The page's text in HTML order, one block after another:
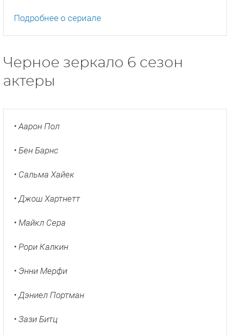
Подробнее о сериале
Черное зеркало 6 сезон
актеры
• Аарон Пол
• Бен Барнс
• Сальма Хайек
• Джош Хартнетт
• Майкл Сера
• Рори Калкин
• Энни Мерфи
• Дэниел Портман
• Зази Битц